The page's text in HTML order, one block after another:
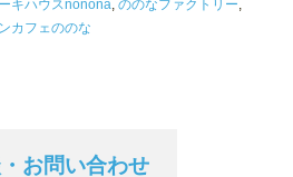
キハウスnonona ののなファクトリー
カフェののな
お問い合わせ